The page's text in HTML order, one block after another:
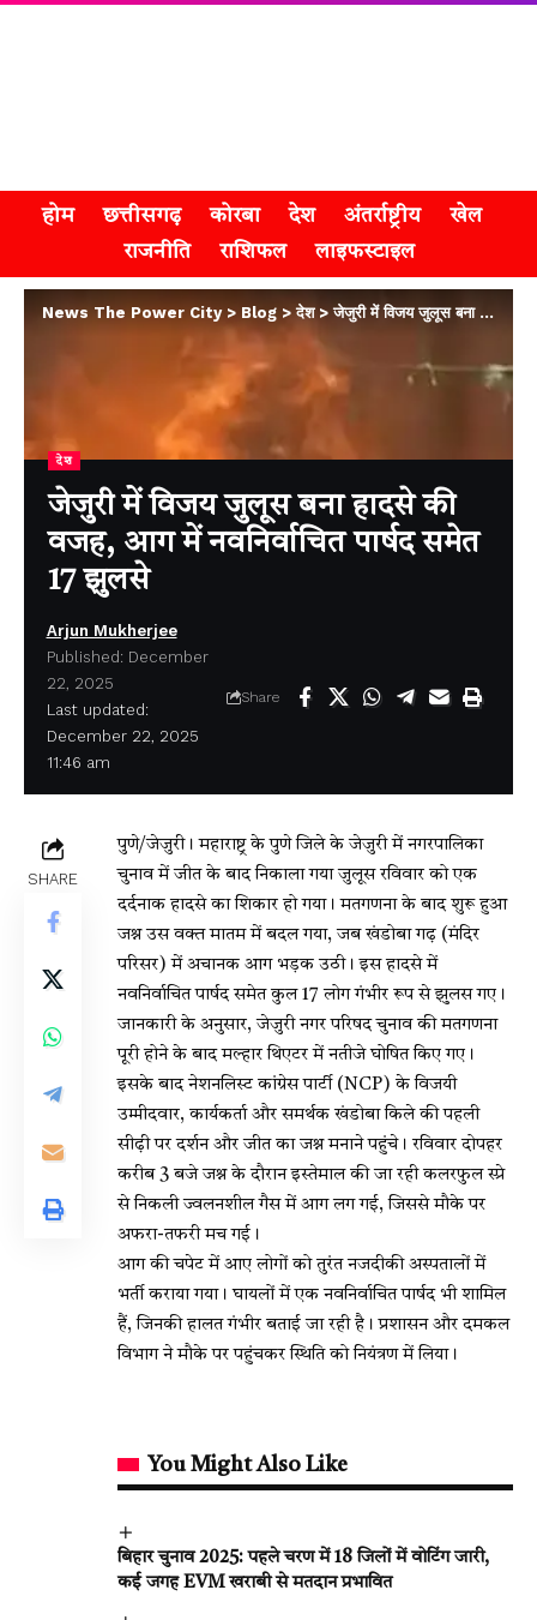
होम छत्तीसगढ़ कोरबा देश अंतर्राष्ट्रीय
खेल
राजनीति
राशिफल लाइफस्टाइल
News The Power City> Blog >देश>जेजुरी में विजय जुलूस बना हादसे की वजह, आग में नवनिर्वाचित पार्षद समेत 17 झुलसे
देश
जेजुरी में विजय जुलूस बना हादसे की
वजह, आग में नवनिर्वाचित पार्षद समेत
17 झुलसे
Last updated:
December 22, 2025
11:46 am
Arjun Mukherjee
Published: December
22, 2025
Share
SHARE
पुणे/जेजुरी। महाराष्ट्र के पुणे जिले के जेजुरी में नगरपालिका
चुनाव में जीत के बाद निकाला गया जुलूस रविवार को एक
दर्दनाक हादसे का शिकार हो गया। मतगणना के बाद शुरू हुआ
जश्न उस वक्त मातम में बदल गया, जब खंडोबा गढ़ (मंदिर
परिसर) में अचानक आग भड़क उठी। इस हादसे में
नवनिर्वाचित पार्षद समेत कुल 17 लोग गंभीर रूप से झुलस गए।
जानकारी के अनुसार, जेजुरी नगर परिषद चुनाव की मतगणना
पूरी होने के बाद मल्हार थिएटर में नतीजे घोषित किए गए।
इसके बाद नेशनलिस्ट कांग्रेस पार्टी (NCP) के विजयी
उम्मीदवार, कार्यकर्ता और समर्थक खंडोबा किले की पहली
सीढ़ी पर दर्शन और जीत का जश्न मनाने पहुंचे। रविवार दोपहर
करीब 3 बजे जश्न के दौरान इस्तेमाल की जा रही कलरफुल स्प्रे
से निकली ज्वलनशील गैस में आग लग गई, जिससे मौके पर
अफरा-तफरी मच गई।
आग की चपेट में आए लोगों को तुरंत नजदीकी अस्पतालों में
भर्ती कराया गया। घायलों में एक नवनिर्वाचित पार्षद भी शामिल
हैं, जिनकी हालत गंभीर बताई जा रही है। प्रशासन और दमकल
विभाग ने मौके पर पहुंचकर स्थिति को नियंत्रण में लिया।
You Might Also Like
बिहार चुनाव 2025: पहले चरण में 18 जिलों में वोटिंग जारी,
कई जगह EVM खराबी से मतदान प्रभावित